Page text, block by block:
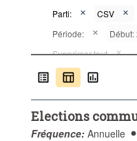
Parti: CSV
Période:
Début:
Supprimer tout
Elections
Fréquence: Annuelle